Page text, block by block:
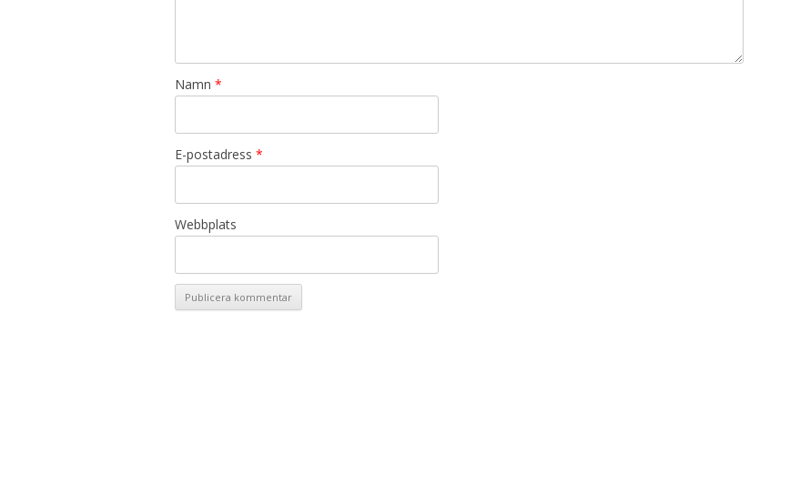
Namn *
E-postadress *
Webbplats